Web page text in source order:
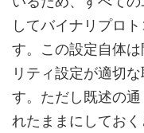
してバイナリプロ
す。この設定自体
リティ設定が適切
す。ただし既述の
れたままにしてお